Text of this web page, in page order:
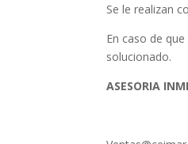
Se le realizan
En caso de
solucionado.
ASESORIA